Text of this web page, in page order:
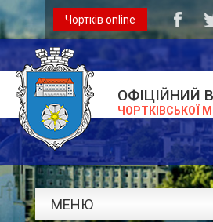
ОФІЦІЙНИЙ
ЧОРТКІВСЬКОЇ
Чортків online
МЕНЮ